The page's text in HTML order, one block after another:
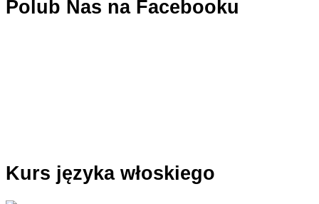
Polub Nas na Facebooku
Kurs języka włoskiego